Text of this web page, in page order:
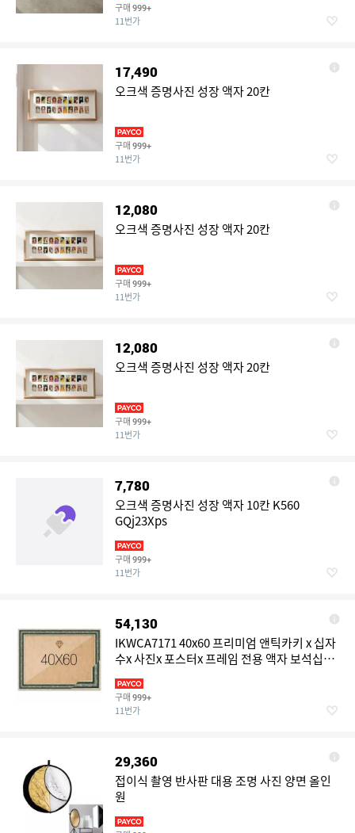
구매 999+
11번가
17,490
오크색 증명사진 성장 액자 20칸
구매 999+
11번가
12,080
오크색 증명사진 성장 액자 20칸
구매 999+
11번가
12,080
오크색 증명사진 성장 액자 20칸
구매 999+
11번가
7,780
오크색 증명사진 성장 액자 10칸 K560
GQj23Xps
구매 999+
11번가
54,130
IKWCA7171 40x60 프리미엄 앤틱카키 x 십자
수x 사진x 포스터x 프레임 전용 액자 보석십자
수 직사각형
구매 999+
11번가
29,360
접이식 촬영 반사판 대용 조명 사진 양면 올인
원